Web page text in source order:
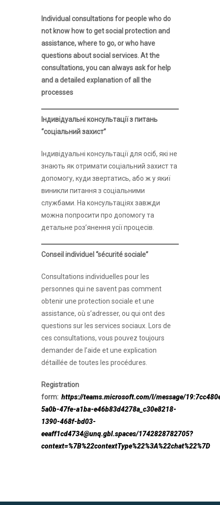
Individual consultations for people who do
not know how to get social protection and
assistance, where to go, or who have
questions about social services. At the
consultations, you can always ask for help
and a detailed explanation of all the
processes
Індивідуальні консультації з питань
“соціальний захист”
Індивідуальні консультації для осіб, які не
знають як отримати соціальний захист та
допомогу, куди звертатись, або ж у якиї
виникли питання з соціальними
службами. На консультаціях завжди
можна попросити про допомогу та
детальне розʼянення усії процесів.
Conseil individuel “sécurité sociale”
Consultations individuelles pour les
personnes qui ne savent pas comment
obtenir une protection sociale et une
assistance, où s’adresser, ou qui ont des
questions sur les services sociaux. Lors de
ces consultations, vous pouvez toujours
demander de l’aide et une explication
détaillée de toutes les procédures.
Registration
form: https://teams.microsoft.com/l/message/
5a0b-47fe-a1ba-e46b83d4278a_c30e8218-
1390-468f-bd03-
eeaff1cd4734@unq.gbl.spaces/1742828782705?
context=%7B%22contextType%22%3A%22chat%22%7D